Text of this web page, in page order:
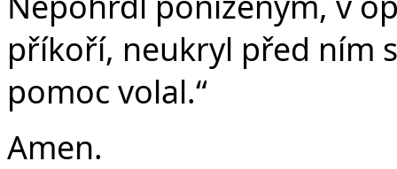
příkoří, neukryl před ním
pomoc volal.“
Amen.